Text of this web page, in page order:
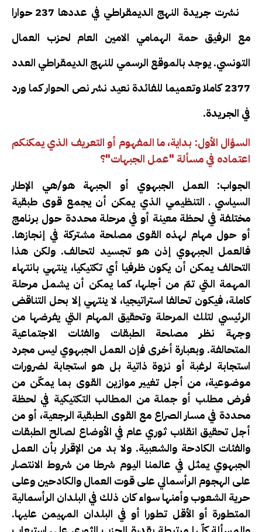
نشرت جريدة النهج الديمقراطي في عددها 237 حوارا
مع الرفيق حمة الهمامي الامين العام لحزب العمال
التونسي. يوجد بالموقع الرسمي للنهج الديمقراطي العدد
2377 كاملا وتعميما للفائدة نعيد نشر نص الحوار كما ورد
في الجريدة.
السؤال الأول: بداية، ما المفهوم أو التعريف الذي يمكنكم
اعتماده في مسألة "عمل الجبهات"؟
الجواب: العمل الجبهوي أو الجبهة هو/هي الإطار
السياسي ـ التنظيمي الذي يمكن أن يجمع قوى طبقية
مختلفة في لحظة معينة أو في مرحلة محددة حول برنامج
أو حول مهام لهذه القوى مصلحة مشتركة في إنجازها.
فالعمل الجبهوي إذن هو تجسيد لتحالف. ولكن هذا
التحالف يمكن أن يكون ظرفيا أي تكتيكيا، ينتهي بانتهاء
المهمة التي تمّ من أجلها، كما يمكن أن يشمل مرحلة
كاملة، فيكون تحالفا استراتيجيا، لا ينتهي إلا بحل التناقض
الرئيسي لتلك المرحلة وتحقيق المهام التي يفرضها من
وجهة نظر مصلحة الطبقات والفئات الاجتماعية
المتحالفة. وبعبارة أخرى فإن العمل الجبهوي ليس مجرد
استجابة لرغبة أو نزوة ذاتية بل هو استجابة لضرورات
موضوعية، من أجل تغيير موازين القوى بما يمكّن من
فرض مطلب أو جملة من المطالب التكتيكية في لحظة
محددة في مسار الصراع مع القوى الطبقية الرجعية، أو من
أجل تحقيق انقلاب ثوري عام في الأوضاع لصالح الطبقات
والفئات الكادحة والشعبية. ولا بد من الإقرار بأن العمل
الجبهوي يمثل في عالمنا اليوم شرطا من شروط الانتصار
على الهجوم الرأسمالي على قوت العمال والكادحين وعلى
حرية الشعوب وأمنها سواء كان ذلك في البلدان الرأسمالية
المتطورة أو الأقل تطورا أو في البلدان المهيمن عليها.